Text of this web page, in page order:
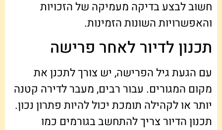
חשוב לבצע בדיקה מעמיקה של הזכויות
והאפשרויות השונות הזמינות.
תכנון לדיור לאחר פרישה
עם הגעת גיל הפרישה, יש צורך לתכנן את
מקום המגורים. עבור רבים, מעבר לדירה קטנה
יותר או לקהילה תומכת יכול להיות פתרון נכון.
תכנון הדיור צריך להתחשב בגורמים כמו